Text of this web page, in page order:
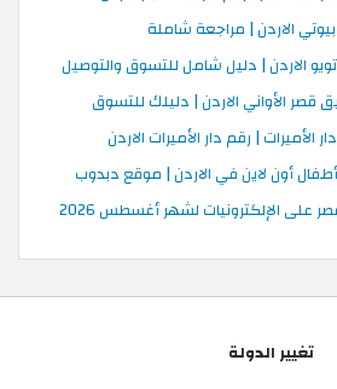
الاردن | مراجعة شاملة
الاردن | دليل شامل للتسوق والتوصيل
قصر الأواني الاردن | دليلك للتسوق
الأميرات | رقم دار الأميرات الاردن
أون لاين في الاردن | موقع دبدوب
الإلكترونيات لشهر أغسطس 2026
تغيير الدولة